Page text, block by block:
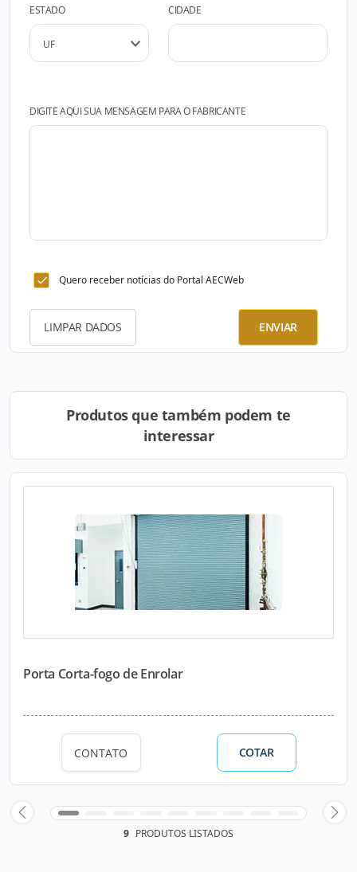
ESTADO CIDADE
DIGITE AQUI SUA MENSAGEM PARA O FABRICANTE
Quero receber notícias do Portal AECWeb
LIMPAR DADOS ENVIAR
Produtos que também podem te
interessar
Porta Corta-fogo de Enrolar
CONTATO COTAR
9 PRODUTOS LISTADOS